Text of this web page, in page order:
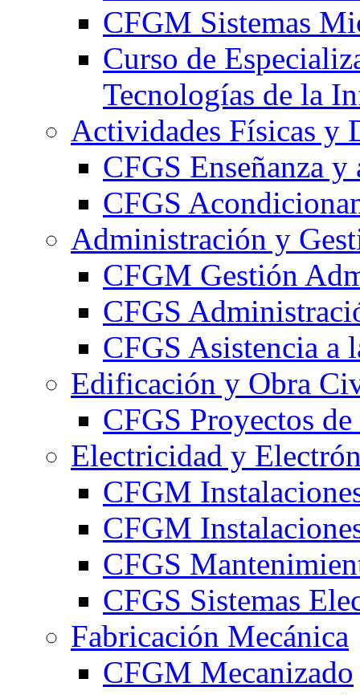
CFGM Sistemas
Curso de
Tecnologías de la
Actividades Físicas y
CFGS Enseñanza
CFGS
Administración y
CFGM Gestión
CFGS
CFGS Asistencia a
Edificación y Obra
CFGS Proyectos
Electricidad y
CFGM
CFGM
CFGS
CFGS Sistemas
Fabricación Mecánica
CFGM Mecanizado